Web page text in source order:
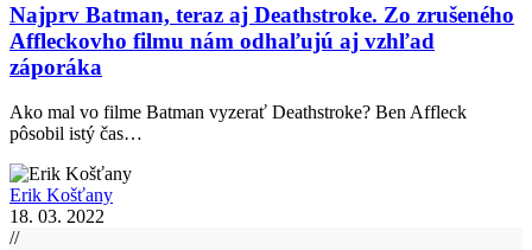
Najprv Batman, teraz aj Deathstroke. Zo zrušeného
Affleckovho filmu nám odhaľujú aj vzhľad
záporáka
Ako mal vo filme Batman vyzerať Deathstroke? Ben Affleck
pôsobil istý čas…
Erik Košťany
18. 03. 2022
//